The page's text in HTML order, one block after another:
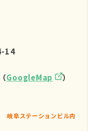
14
GoogleMap
）
岐阜ステーションビル内